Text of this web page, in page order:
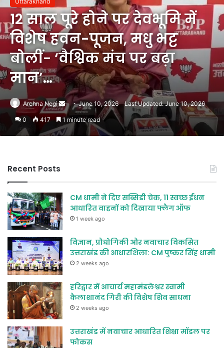
12 साल पूरे होने पर देवभूमि में
विशेष हवन-पूजन, मधु भट्ट
बोलीं- ‘वैश्विक मंच पर बढ़ा
मान’…
Archna Negi
Send
an
email
June 10, 2026 Last Updated: June 10, 2026
0 417 1 minute read
Recent Posts
CM धामी ने दिए सब्सिडी चेक, 11 स्वच्छ ईंधन
आधारित वाहनों को दिखाया फ्लैग ऑफ
1 week ago
विज्ञान, प्रौद्योगिकी और नवाचार विकसित
उत्तराखंड की आधारशिला: CM पुष्कर सिंह धामी
2 weeks ago
हरिद्वार में आचार्य महामंडलेश्वर स्वामी
कैलाशानंद गिरी की विशेष शिव साधना
2 weeks ago
उत्तराखंड में नवाचार आधारित शिक्षा मॉडल पर
फोकस